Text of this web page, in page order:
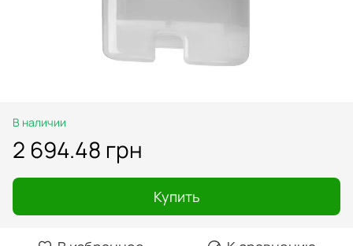
В наличии
2 694.48 грн
Купить